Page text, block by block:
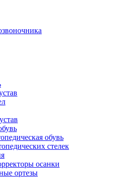
обувь
стелек
осанки
ортезы